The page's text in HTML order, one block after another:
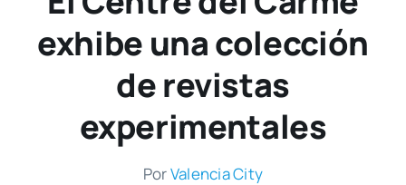
exhibe una colección
de revistas
experimentales
PorValen­cia City